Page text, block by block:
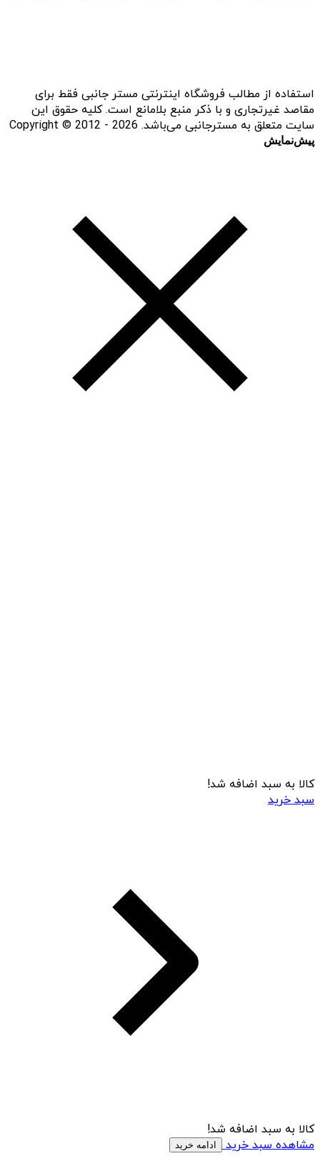
استفاده از مطالب فروشگاه اینترنتی مستر جانبی فقط برای
مقاصد غیرتجاری و با ذکر منبع بلامانع است. کلیه حقوق این
سایت متعلق به مسترجانبی می‌باشد. Copyright © 2012 - 2026
پیش‌نمایش
کالا به سبد اضافه شد!
سبد خرید
کالا به سبد اضافه شد!
مشاهده سبد خرید
ادامه خرید